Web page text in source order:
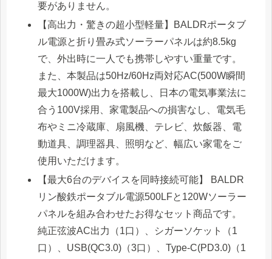
要がありません。
【高出力・驚きの超小型軽量】BALDRポータブ
ル電源と折り畳み式ソーラーパネルは約8.5kg
で、外出時に一人でも携帯しやすい重量です。
また、本製品は50Hz/60Hz両対応AC(500W瞬間
最大1000W)出力を搭載し、日本の電気事業法に
合う100V採用、家電製品への損害なし、電気毛
布やミニ冷蔵庫、扇風機、テレビ、炊飯器、電
動道具、調理器具、照明など、幅広い家電をご
使用いただけます。
【最大6台のデバイスを同時接続可能】 BALDR
リン酸鉄ポータブル電源500LFと120Wソーラー
パネルを組み合わせたお得なセット商品です。
純正弦波AC出力（1口）、シガーソケット（1
口）、USB(QC3.0)（3口）、Type-C(PD3.0)（1